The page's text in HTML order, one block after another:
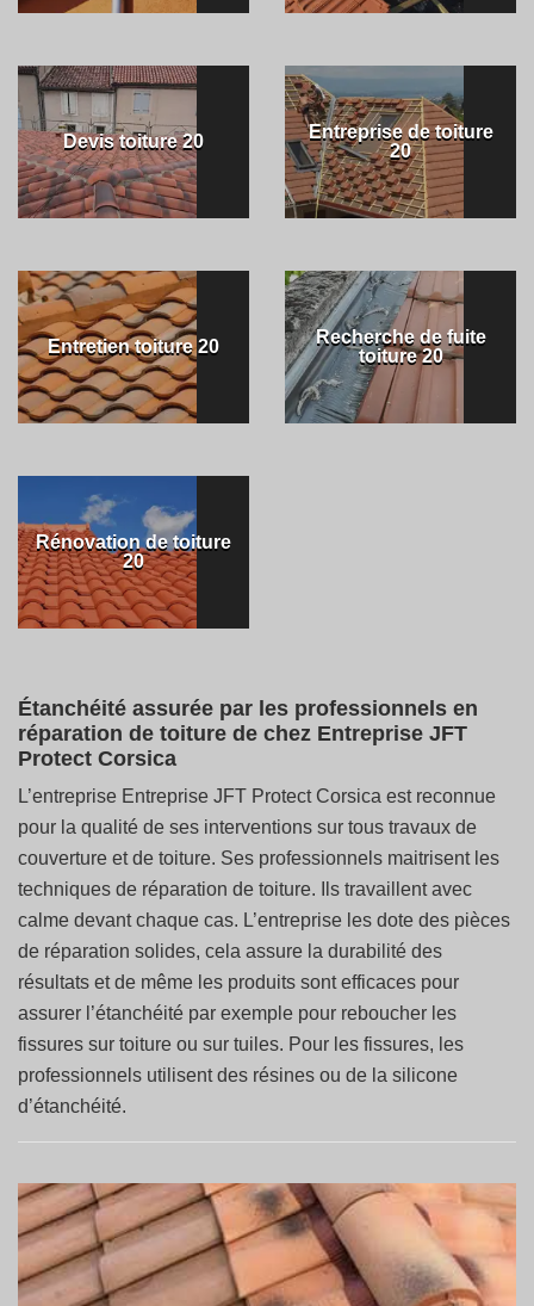
Devis toiture 20
Entreprise de toiture
20
Entretien toiture 20
Recherche de fuite
toiture 20
Rénovation de toiture
20
Étanchéité assurée par les professionnels en
réparation de toiture de chez Entreprise JFT
Protect Corsica
L’entreprise Entreprise JFT Protect Corsica est reconnue
pour la qualité de ses interventions sur tous travaux de
couverture et de toiture. Ses professionnels maitrisent les
techniques de réparation de toiture. Ils travaillent avec
calme devant chaque cas. L’entreprise les dote des pièces
de réparation solides, cela assure la durabilité des
résultats et de même les produits sont efficaces pour
assurer l’étanchéité par exemple pour reboucher les
fissures sur toiture ou sur tuiles. Pour les fissures, les
professionnels utilisent des résines ou de la silicone
d’étanchéité.